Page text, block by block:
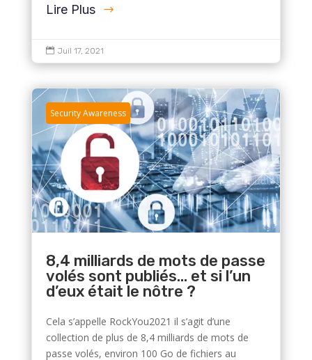
Lire Plus
 Juil 17, 2021
Security Awareness
8,4 milliards de mots de passe
volés sont publiés… et si l’un
d’eux était le nôtre ?
Cela s’appelle RockYou2021 il s’agit d’une
collection de plus de 8,4 milliards de mots de
passe volés, environ 100 Go de fichiers au